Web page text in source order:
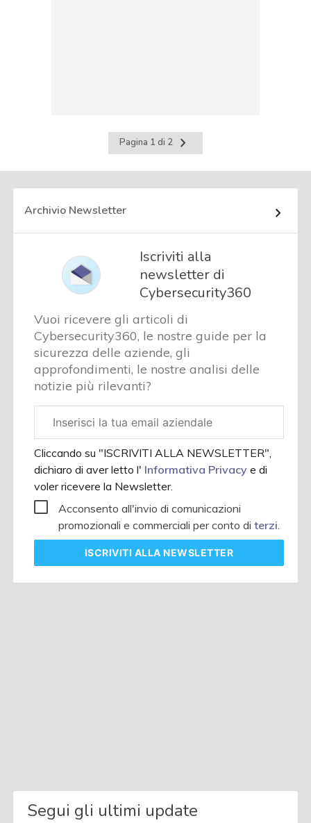
Pagina 1 di 2
Pagina
successiva
Archivio Newsletter
Iscriviti alla
newsletter di
Cybersecurity360
Vuoi ricevere gli articoli di
Cybersecurity360, le nostre guide per la
sicurezza delle aziende, gli
approfondimenti, le nostre analisi delle
notizie più rilevanti?
aziendale
Cliccando su "ISCRIVITI ALLA NEWSLETTER",
dichiaro di aver letto l' Informativa Privacye di
voler ricevere la Newsletter.
Acconsento all'invio di comunicazioni
promozionali e commerciali per conto diterzi.
ISCRIVITI ALLA NEWSLETTER
Segui gli ultimi update